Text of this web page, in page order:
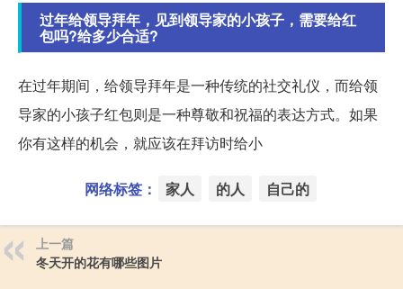
过年给领导拜年，见到领导家的小孩子，需要给红
包吗?给多少合适?
在过年期间，给领导拜年是一种传统的社交礼仪，而给领
导家的小孩子红包则是一种尊敬和祝福的表达方式。如果
你有这样的机会，就应该在拜访时给小
网络标签： 家人 的人 自己的
上一篇
冬天开的花有哪些图片